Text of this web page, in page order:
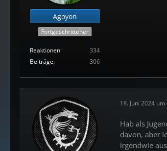
Agoyon
Fortgeschrittener
Reaktionen
334
Beiträge
306
18. Juni 2024 um
Hab als
davon, aber
irgendwie